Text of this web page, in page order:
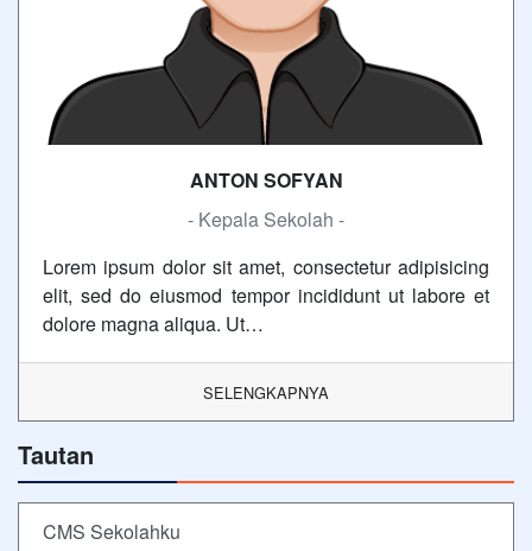
ANTON SOFYAN
- Kepala Sekolah -
Lorem ipsum dolor sit amet, consectetur adipisicing
elit, sed do eiusmod tempor incididunt ut labore et
dolore magna aliqua. Ut…
SELENGKAPNYA
Tautan
CMS Sekolahku